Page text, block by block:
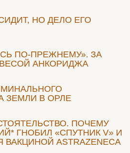
НО ДЕЛО ЕГО
ПО-ПРЕЖНЕМУ». ЗА
АНКОРИДЖА
ЗЕМЛИ В ОРЛЕ
ПОЧЕМУ
ГНОБИЛ «СПУТНИК V» И
ASTRAZENECA